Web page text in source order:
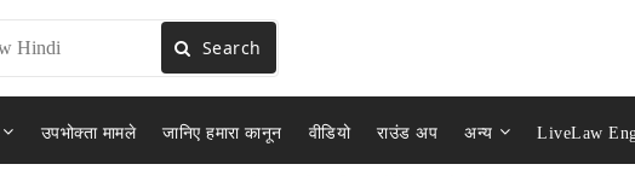
Search
उपभोक्ता मामले जानिए हमारा कानून वीडियो राउंड अप अन्य LiveLaw